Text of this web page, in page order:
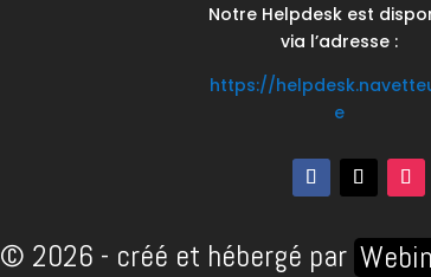
Notre Helpdesk est
via l’adresse :
https://
e
© 2026 - créé et hébergé par